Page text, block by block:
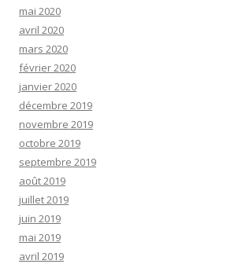
mai 2020
avril 2020
mars 2020
février 2020
janvier 2020
décembre 2019
novembre 2019
octobre 2019
septembre 2019
août 2019
juillet 2019
juin 2019
mai 2019
avril 2019